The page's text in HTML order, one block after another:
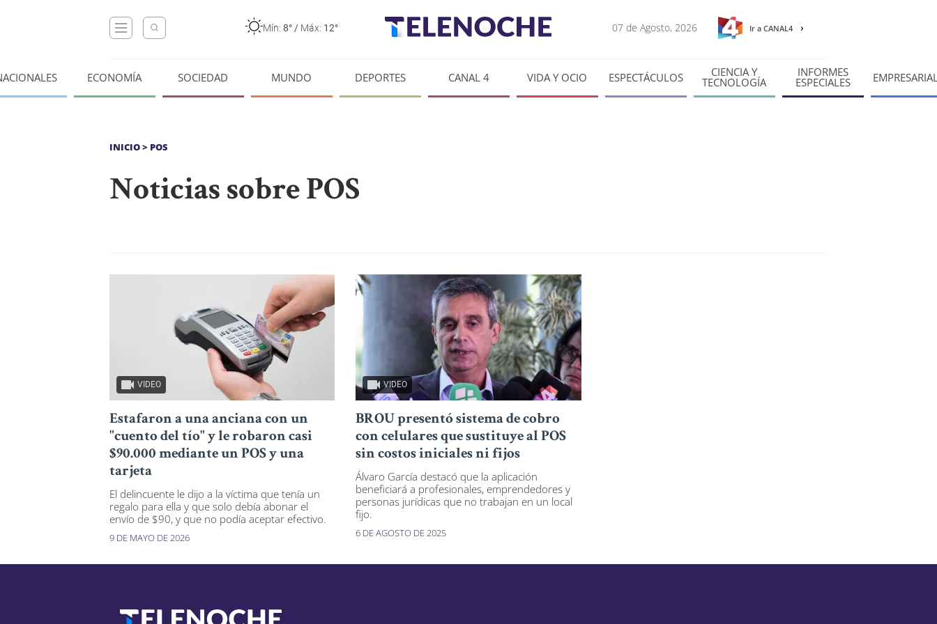
Mín: 8° / Máx: 12° 07 de Agosto, 2026 Ir a CANAL4
ECONOMÍA SOCIEDAD MUNDO DEPORTES CANAL 4 VIDA Y OCIO ESPECTÁCULOS CIENCIA Y
TECNOLOGÍA
INFORMES
ESPECIALES
INICIO> POS
Noticias sobre POS
VIDEO
Estafaron a una anciana con un
"cuento del tío" y le robaron casi
$90.000 mediante un POS y una
tarjeta
El delincuente le dijo a la víctima que tenía un
regalo para ella y que solo debía abonar el
envío de $90, y que no podía aceptar efectivo.
9 DE MAYO DE 2026
VIDEO
BROU presentó sistema de cobro
con celulares que sustituye al POS
sin costos iniciales ni fijos
Álvaro García destacó que la aplicación
beneficiará a profesionales, emprendedores y
personas jurídicas que no trabajan en un local
fijo.
6 DE AGOSTO DE 2025